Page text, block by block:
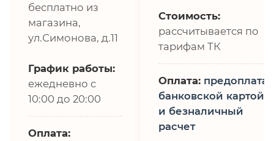
бесплатно из
магазина,
ул.Симонова, д.11
График работы:
ежедневно с
10:00 до 20:00
Оплата:
Стоимость:
рассчитывается по
тарифам ТК
Оплата: предоплата,
банковской картой
и безналичный
расчет